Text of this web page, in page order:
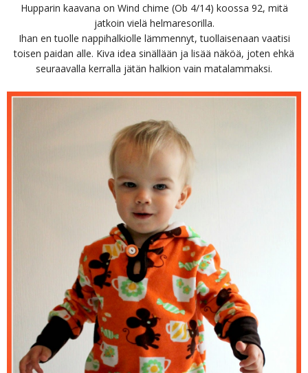
Hupparin kaavana on Wind chime (Ob 4/14) koossa 92, mitä
jatkoin vielä helmaresorilla.
Ihan en tuolle nappihalkiolle lämmennyt, tuollaisenaan vaatisi
toisen paidan alle. Kiva idea sinällään ja lisää näköä, joten ehkä
seuraavalla kerralla jätän halkion vain matalammaksi.